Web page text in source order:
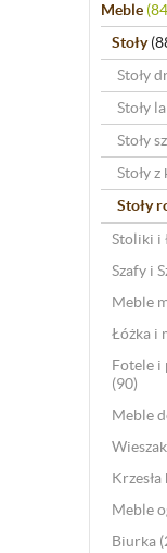
Meble
Stoły
Stoły
Stoły
Stoły
Stoły z
Stoły
Stoliki i
Szafy i
Meble
Łóżka i
Fotele i
(90)
Meble
Meble
Biurka